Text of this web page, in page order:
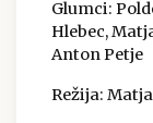
Glumci:
Hlebec,
Anton Petje
Režija: